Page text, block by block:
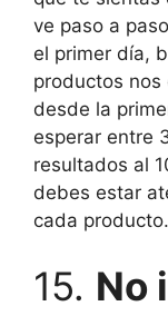
ve paso a
el primer día,
productos
desde la
esperar entre
resultados al
debes estar
cada producto.
15. No